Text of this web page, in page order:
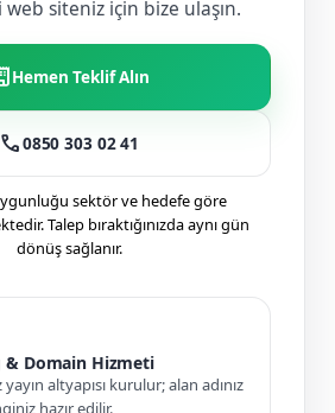
siteniz için bize ulaşın.
Hemen Teklif Alın
call0850 303 02 41
sektör ve hedefe göre
Talep bıraktığınızda aynı gün
dönüş sağlanır.
& Domain Hizmeti
altyapısı kurulur; alan adınız
hazır edilir.